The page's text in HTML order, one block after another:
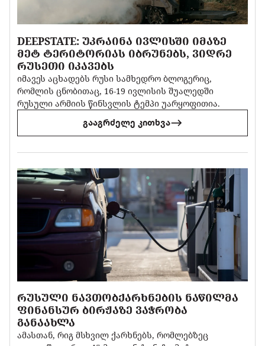
DEEPSTATE: ᲣᲙᲠᲐᲘᲜᲐ ᲘᲕᲚᲘᲡᲨᲘ ᲘᲛᲐᲖᲔ
ᲛᲔᲢ ᲢᲔᲠᲘᲢᲝᲠᲘᲐᲡ ᲘᲑᲠᲣᲜᲔᲑᲡ, ᲕᲘᲓᲠᲔ
ᲠᲣᲡᲔᲗᲘ ᲘᲙᲐᲕᲔᲑᲡ
იმავეს აცხადებს რუსი სამხედრო ბლოგერიც,
რომლის ცნობითაც, 16-19 ივლისის შუალედში
რუსული არმიის წინსვლის ტემპი უარყოფითია.
გააგრძელე კითხვა
ᲠᲣᲡᲣᲚᲘ ᲜᲐᲕᲗᲝᲑᲥᲐᲠᲮᲜᲔᲑᲘᲡ ᲜᲐᲬᲘᲚᲛᲐ
ᲤᲘᲜᲐᲜᲡᲣᲠ ᲑᲘᲠᲟᲐᲖᲔ ᲕᲐᲭᲠᲝᲑᲐ
ᲒᲐᲜᲐᲐᲮᲚᲐ
ამასთან, რიგ მსხვილ ქარხნებს, რომლებზეც